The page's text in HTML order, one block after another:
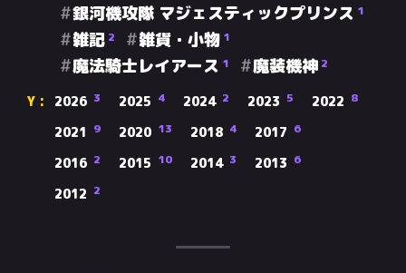
銀河機攻隊 マジェスティックプリンス 1
雑記 2 雑貨・小物 1
魔法騎士レイアース 1 魔装機神 2
2026 3 2025 4 2024 2 2023 5 2022 8
2021 9 2020 13 2018 4 2017 6
2016 2 2015 10 2014 3 2013 6
2012 2